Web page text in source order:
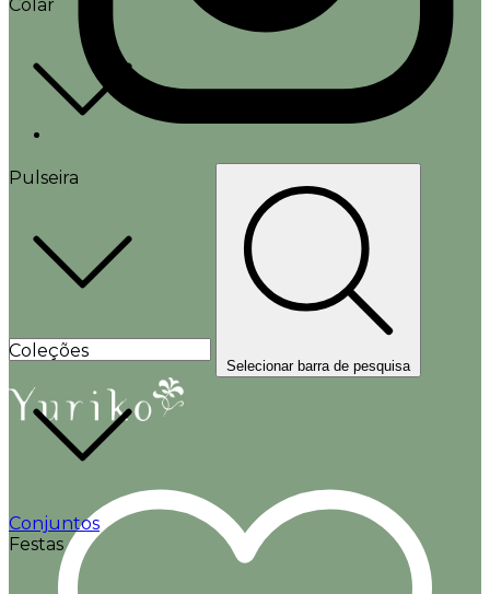
Colar
Pulseira
Coleções
Conjuntos
Festas
Selecionar barra de pesquisa